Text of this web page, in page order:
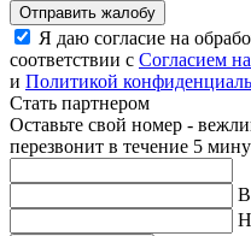
Отправить жалобу
Я даю согласие на
соответствии с Согласием
и Политикой
Стать партнером
Оставьте свой номер -
перезвонит в течение 5